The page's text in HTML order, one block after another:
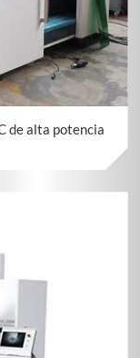
de alta potencia